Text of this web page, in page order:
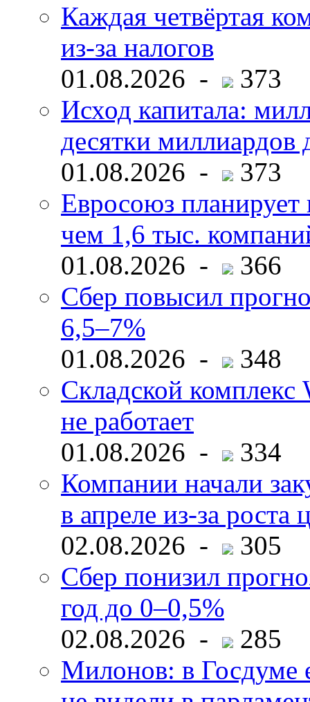
Каждая четвёртая
из-за налогов
01.08.2026 -
373
Исход капитала:
десятки миллиардов
01.08.2026 -
373
Евросоюз планирует
чем 1,6 тыс.
01.08.2026 -
366
Сбер повысил
6,5–7%
01.08.2026 -
348
Складской комплекс
не работает
01.08.2026 -
334
Компании начали
в апреле из-за роста
02.08.2026 -
305
Сбер понизил
год до 0–0,5%
02.08.2026 -
285
Милонов: в Госдуме